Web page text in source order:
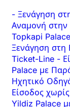
- Ξενάγηση
Αναμονή στην
Topkapi
Ξενάγηση στη
Ticket-Line -
Palace με
Ηχητικό
Είσοδος
Yildiz Palace